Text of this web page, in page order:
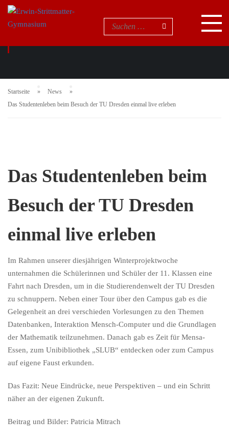
NEUIGKEITEN
Startseite
News
Das Studentenleben beim Besuch der TU Dresden einmal live erleben
Das Studentenleben beim
Besuch der TU Dresden
einmal live erleben
Im Rahmen unserer diesjährigen Winterprojektwoche
unternahmen die Schülerinnen und Schüler der 11. Klassen eine
Fahrt nach Dresden, um in die Studierendenwelt der TU Dresden
zu schnuppern. Neben einer Tour über den Campus gab es die
Gelegenheit an drei verschieden Vorlesungen zu den Themen
Datenbanken, Interaktion Mensch-Computer und die Grundlagen
der Mathematik teilzunehmen. Danach gab es Zeit für Mensa-
Essen, zum Unibibliothek „SLUB“ entdecken oder zum Campus
auf eigene Faust erkunden.
Das Fazit: Neue Eindrücke, neue Perspektiven – und ein Schritt
näher an der eigenen Zukunft.
Beitrag und Bilder: Patricia Mitrach